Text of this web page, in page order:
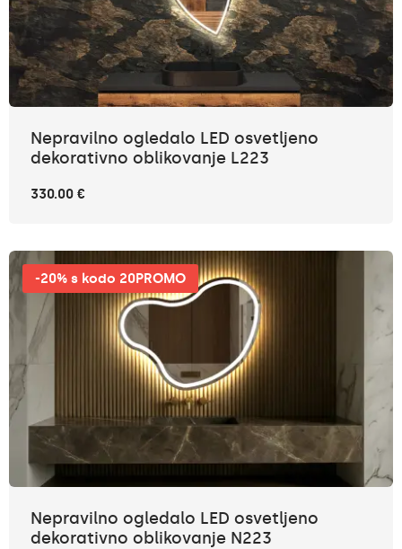
Nepravilno ogledalo LED osvetljeno
dekorativno oblikovanje L223
330.00 €
-20% s kodo 20PROMO
Nepravilno ogledalo LED osvetljeno
dekorativno oblikovanje N223